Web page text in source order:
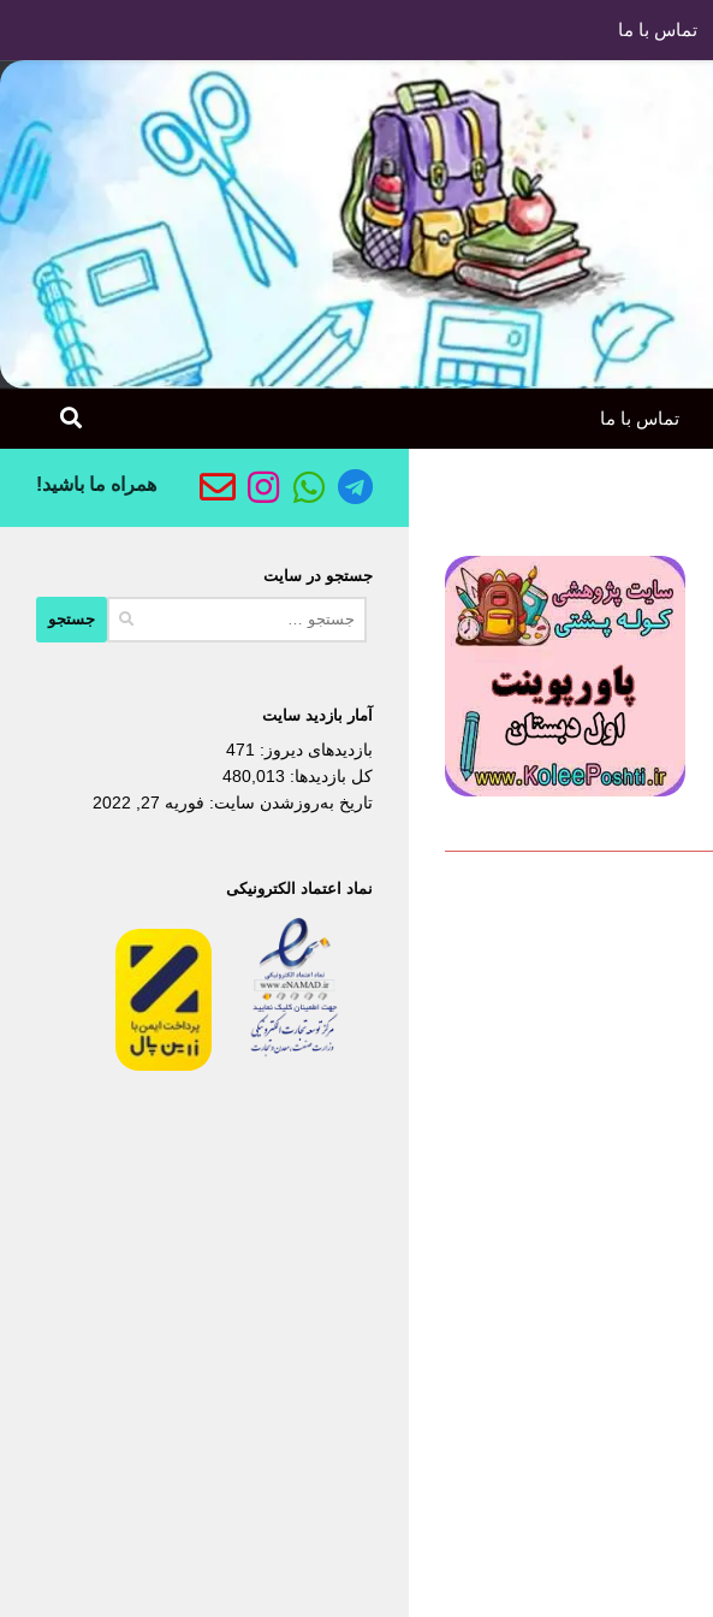
تماس با ما
تماس با ما
همراه ما باشید!
جستجو در سایت
آمار بازدید سایت
بازدیدهای دیروز: 471
کل بازدیدها: 480,013
تاریخ به‌روزشدن سایت: فوریه 27, 2022
نماد اعتماد الکترونیکی